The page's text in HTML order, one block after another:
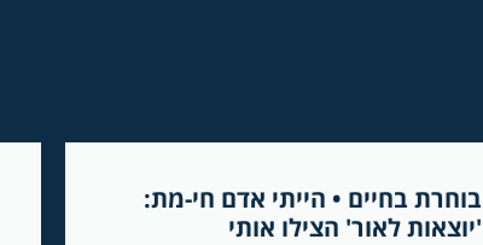
בוחרת בחיים • הייתי אדם חי-מת:
'יוצאות לאור' הצילו אותי